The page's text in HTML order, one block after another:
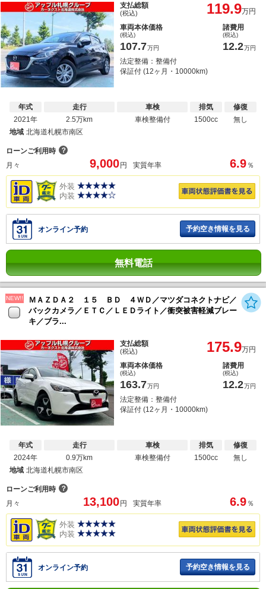
支払総額
(税込) 119.9万円
車両本体価格
(税込)
107.7万円
諸費用
(税込)
12.2万円
法定整備：整備付
保証付 (12ヶ月・10000km)
年式
2021年
走行
2.5万km
車検
車検整備付
排気
1500cc
修復
無し
地域 北海道札幌市南区
ローンご利用時 ？
月々
9,000 円 実質年率 6.9 ％
外装
内装
オンライン予約 予約空き情報を見る
無料電話
NEW!!
ＭＡＺＤＡ２ １５ ＢＤ ４ＷＤ／マツダコネクトナビ／
バックカメラ／ＥＴＣ／ＬＥＤライト／衝突被害軽減ブレー
キ／ブラ...
支払総額
(税込) 175.9万円
車両本体価格
(税込)
163.7万円
諸費用
(税込)
12.2万円
法定整備：整備付
保証付 (12ヶ月・10000km)
年式
2024年
走行
0.9万km
車検
車検整備付
排気
1500cc
修復
無し
地域 北海道札幌市南区
ローンご利用時 ？
月々
13,100 円 実質年率 6.9 ％
外装
内装
オンライン予約 予約空き情報を見る